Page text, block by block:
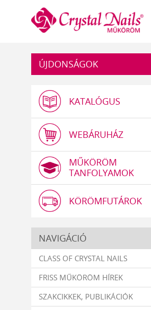
Műköröm
ÚJDONSÁGOK
KATALÓGUS
WEBÁRUHÁZ
MŰKÖRÖM
TANFOLYAMOK
KÖRÖMFUTÁROK
Crystal
Nails
NAVIGÁCIÓ
CLASS OF CRYSTAL NAILS
FRISS MŰKÖRÖM HÍREK
SZAKCIKKEK, PUBLIKÁCIÓK